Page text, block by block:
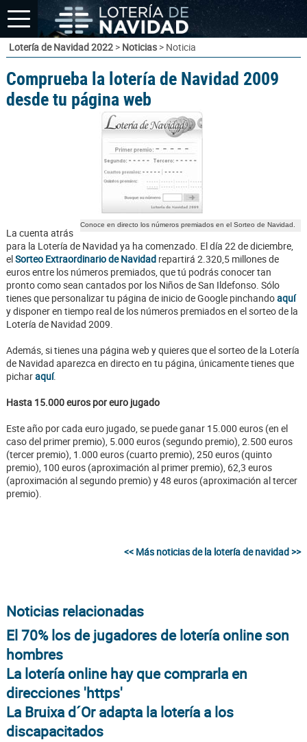
Lotería de Navidad 2022 > Noticias > Noticia
Comprueba la lotería de Navidad 2009
desde tu página web
Conoce en directo los números premiados en el Sorteo de Navidad.
La cuenta atrás
para la Lotería de Navidad ya ha comenzado. El día 22 de diciembre,
elSorteo Extraordinario de Navidadrepartirá 2.320,5 millones de
euros entre los números premiados, que tú podrás conocer tan
pronto como sean cantados por los Niños de San Ildefonso. Sólo
tienes que personalizar tu página de inicio de Google pinchandoaquí
y disponer en tiempo real de los números premiados en el sorteo de la
Lotería de Navidad 2009.
Además, si tienes una página web y quieres que el sorteo de la Lotería
de Navidad aparezca en directo en tu página, únicamente tienes que
picharaquí.
Hasta 15.000 euros por euro jugado
Este año por cada euro jugado, se puede ganar 15.000 euros (en el
caso del primer premio), 5.000 euros (segundo premio), 2.500 euros
(tercer premio), 1.000 euros (cuarto premio), 250 euros (quinto
premio), 100 euros (aproximación al primer premio), 62,3 euros
(aproximación al segundo premio) y 48 euros (aproximación al tercer
premio).
<< Más noticias de la lotería de navidad >>
Noticias relacionadas
El 70% los de jugadores de lotería online son
hombres
La lotería online hay que comprarla en
direcciones 'https'
La Bruixa d´Or adapta la lotería a los
discapacitados